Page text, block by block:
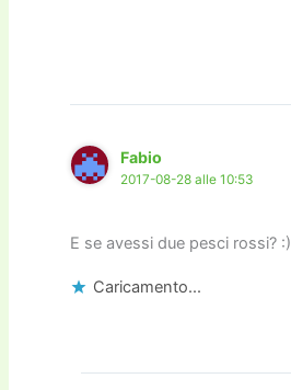
Fabio
2017-08-28 alle 10:53
E se avessi due pesci rossi? :)
Caricamento...